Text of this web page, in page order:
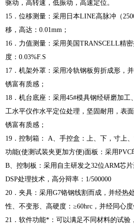
驱动，高转速，低振动，高速定位。
15．位移测量：采用日本LINE高脉冲（
移，高达：0.01mm；
16．力值测量：采用美国TRANSCELL精
度：0.03%F.S
17．机架外罩：采用冷轨钢板剪折成形，
锈富有质感；
18．机台底座：采用45#模具钢经研磨加
工水平仪作水平定位处理，坚固耐用，表
锈富有质感；
19．控制箱： A、手控盒：上、下，寸上
功能(使测试装夹更加方便)面板：采用PVC
B、控制板：采用自主研发之32位ARM芯
DSP处理技术，高分辩率：1/500000
20．夹具：采用G7铬钢线割而成，并经热
性、不变形、高硬度：≥60hrc，并经同心
21．软件功能*：可以满足不同材料的试验